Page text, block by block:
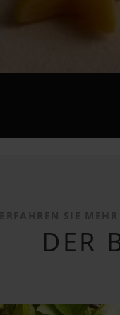
ERFAHREN SIE
DER